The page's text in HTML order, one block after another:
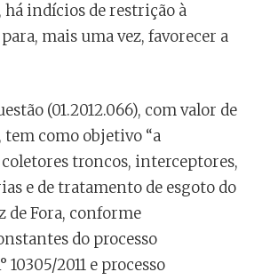
há indícios de restrição à
mais uma vez, favorecer a
(01.2012.066), com valor de
tem como objetivo “a
troncos, interceptores,
e de tratamento de esgoto do
de Fora, conforme
do processo
2011 e processo